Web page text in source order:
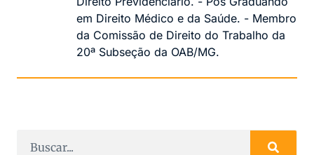
em Direito Médico e da Saúde. - Membro
da Comissão de Direito do Trabalho da
20ª Subseção da OAB/MG.